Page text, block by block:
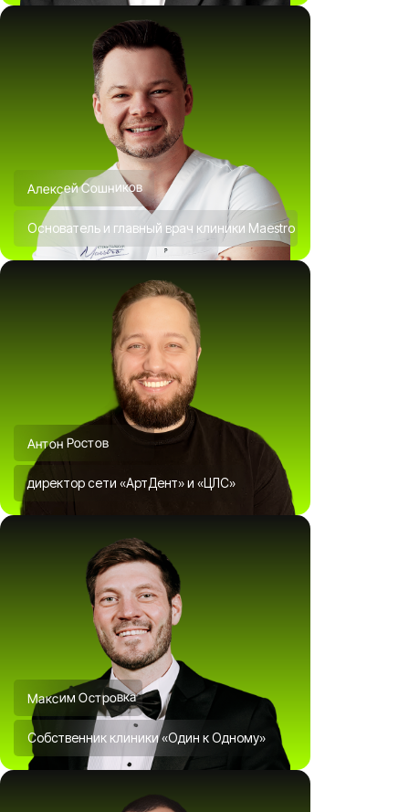
Основатель и главный врач клиники Maestro
Алексей Сошников
директор сети «АртДент» и «ЦЛС»
Антон Ростов
Собственник клиники «Один к Одному»
Максим Островка